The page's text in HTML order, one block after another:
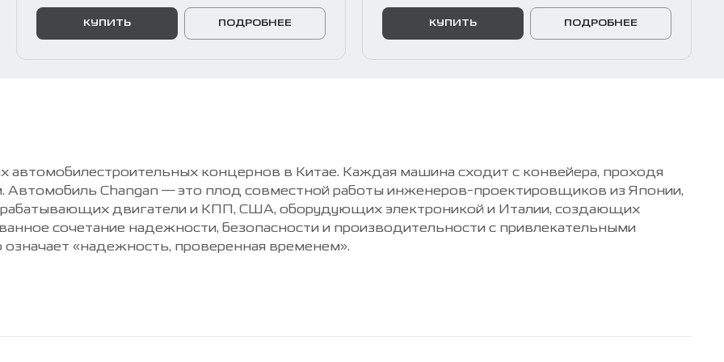
КУПИТЬ ПОДРОБНЕЕ КУПИТЬ ПОДРОБНЕЕ
концернов в Китае. Каждая машина сходит с конвейера, проходя
Автомобиль Changan — это плод совместной работы инженеров-проектировщиков из Японии,
двигатели и КПП, США, оборудующих электроникой и Италии, создающих
сочетание надежности, безопасности и производительности с привлекательными
«надежность, проверенная временем».